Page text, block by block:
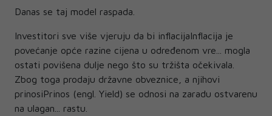
Danas se taj model raspada.
Investitori sve više vjeruju da bi inflacijaInflacija je
povećanje opće razine cijena u određenom vre... mogla
ostati povišena dulje nego što su tržišta očekivala.
Zbog toga prodaju državne obveznice, a njihovi
prinosiPrinos (engl. Yield) se odnosi na zaradu ostvarenu
na ulagan... rastu.